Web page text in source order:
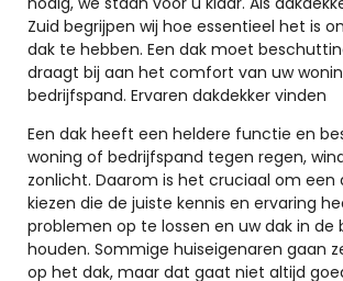
Zuid begrijpen wij hoe essentieel het is
dak te hebben. Een dak moet
draagt bij aan het comfort van uw
bedrijfspand. Ervaren dakdekker vinden
Een dak heeft een heldere functie en
woning of bedrijfspand tegen regen,
zonlicht. Daarom is het cruciaal om een
kiezen die de juiste kennis en ervaring
problemen op te lossen en uw dak in
houden. Sommige huiseigenaren gaan
op het dak, maar dat gaat niet altijd